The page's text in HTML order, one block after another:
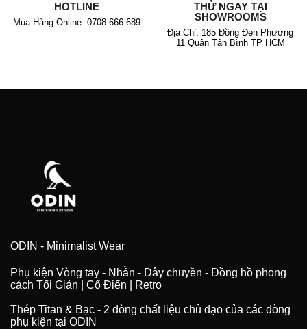
HOTLINE
Mua Hàng Online: 0708.666.689
THỬ NGAY TẠI
SHOWROOMS
Địa Chỉ: 185 Đồng Đen Phường
11 Quận Tân Bình TP HCM
ODIN - Minimalist Wear
Phụ kiện Vòng tay - Nhẫn - Dây chuyền - Đồng hồ phong
cách Tối Giản | Cổ Điển | Retro
Thép Titan & Bạc - 2 dòng chất liệu chủ đạo của các dòng
phụ kiện tại ODIN